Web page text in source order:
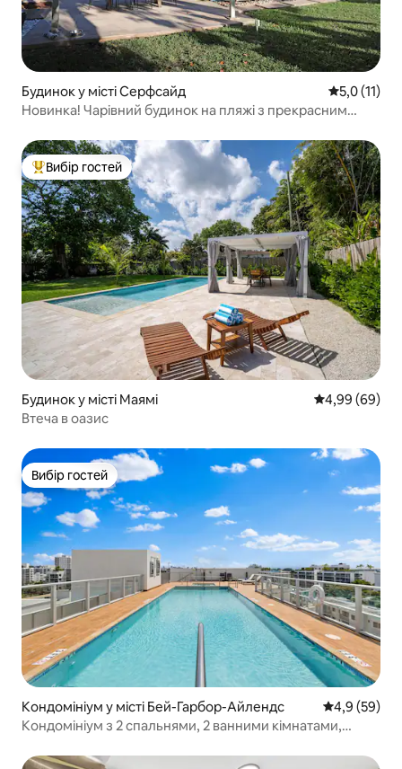
Будинок у місті Серфсайд Середня
5,0 (11)
Новинка! Чарівний будинок на пляжі з прекрасним
Топ вибір гостей
Вибір гостей
Будинок у місті Маямі Середня
4,99 (69)
Втеча в оазис
Вибір гостей
Вибір гостей
Кондомініум у місті Бей-Гарбор-Айлендс Середня
4,9 (59)
Кондомініум з 2 спальнями, 2 ванними кімнатами,